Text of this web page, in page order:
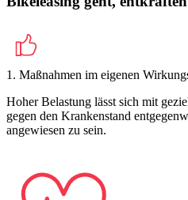
1. Maßnahmen im eigenen
Hoher Belastung lässt sich mit
gegen den Krankenstand
angewiesen zu sein.